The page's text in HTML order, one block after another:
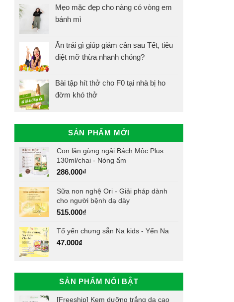
Mẹo mặc đẹp cho nàng có vòng em
bánh mì
Ăn trái gì giúp giảm cân sau Tết, tiêu
diệt mỡ thừa nhanh chóng?
Bài tập hít thở cho F0 tại nhà bị ho
đờm khó thở
SẢN PHẨM MỚI
Con lăn gừng ngải Bách Mộc Plus
130ml/chai - Nóng ấm
286.000₫
Sữa non nghệ Ori - Giải pháp dành
cho người bệnh dạ dày
515.000₫
Tổ yến chưng sẵn Na kids - Yến Na
47.000₫
SẢN PHẨM NỔI BẬT
[Freeship] Kem dưỡng trắng da cao